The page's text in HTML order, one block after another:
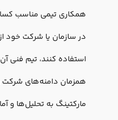
همکاری تیمی مناسب
در سازمان یا شرکت خود
استفاده کنند، تیم فنی
همزمان دامنه‌های شرکت
مارکتینگ به تحلیل‌ها و